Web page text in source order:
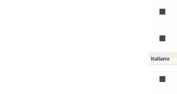
Italiano